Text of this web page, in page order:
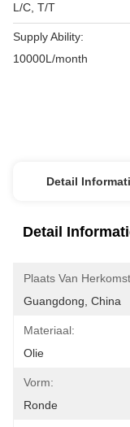
L/C, T/T
Supply Ability:
10000L/month
Detail
Detail
Plaats Van
Guangdong, China
Materiaal:
Olie
Vorm:
Ronde